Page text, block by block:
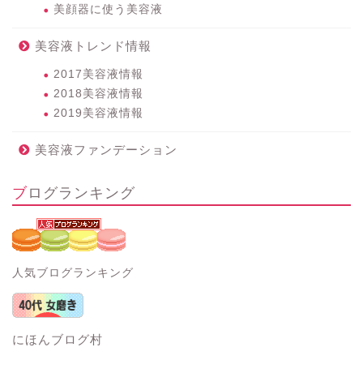
美顔器に使う美容液
美容液トレンド情報
2017美容液情報
2018美容液情報
2019美容液情報
美容液ファンデーション
ブログランキング
人気ブログランキング
にほんブログ村